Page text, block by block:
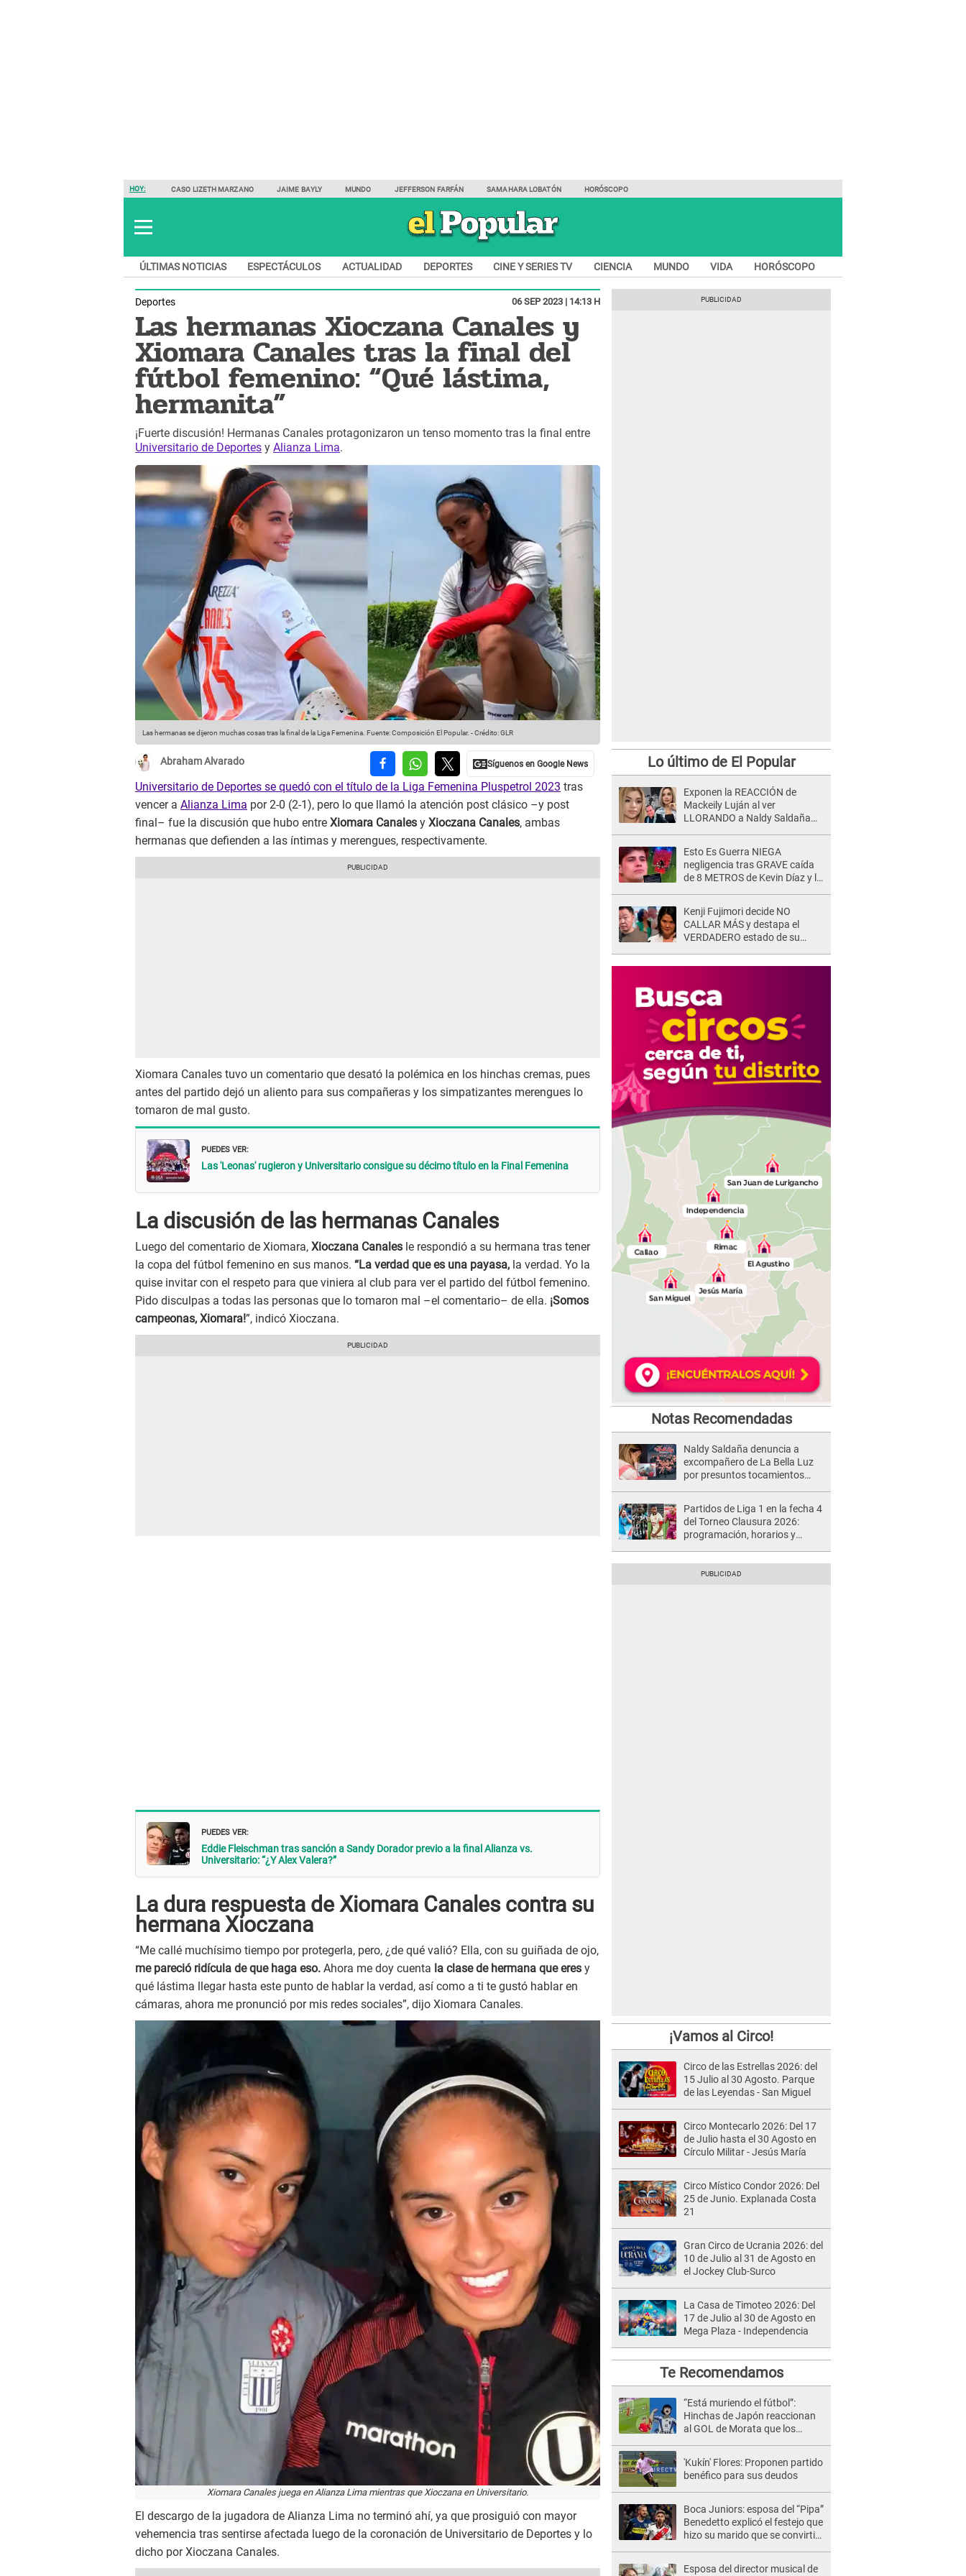
HOY: CASO LIZETH MARZANO JAIME BAYLY MUNDO JEFFERSON FARFÁN SAMAHARA LOBATÓN HORÓSCOPO
ÚLTIMAS NOTICIAS ESPECTÁCULOS ACTUALIDAD DEPORTES CINE Y SERIES TV CIENCIA MUNDO VIDA HORÓSCOPO
Deportes 06 SEP 2023 | 14:13 H
Las hermanas Xioczana Canales y
Xiomara Canales tras la final del
fútbol femenino: “Qué lástima,
hermanita”
¡Fuerte discusión! Hermanas Canales protagonizaron un tenso momento tras la final entre
Universitario de Deportes y Alianza Lima.
Las hermanas se dijeron muchas cosas tras la final de la Liga Femenina. Fuente: Composición El Popular. -Crédito: GLR
Abraham Alvarado
Universitario de Deportes se quedó con el título de la Liga Femenina Pluspetrol 2023 tras
vencer a Alianza Lima por 2-0 (2-1), pero lo que llamó la atención post clásico –y post
final– fue la discusión que hubo entre Xiomara Canales y Xioczana Canales, ambas
hermanas que defienden a las íntimas y merengues, respectivamente.
Xiomara Canales tuvo un comentario que desató la polémica en los hinchas cremas, pues
antes del partido dejó un aliento para sus compañeras y los simpatizantes merengues lo
tomaron de mal gusto.
PUEDES VER:
Las 'Leonas' rugieron y Universitario consigue su décimo título en la Final Femenina
La discusión de las hermanas Canales
Luego del comentario de Xiomara, Xioczana Canales le respondió a su hermana tras tener
la copa del fútbol femenino en sus manos. “La verdad que es una payasa, la verdad. Yo la
quise invitar con el respeto para que viniera al club para ver el partido del fútbol femenino.
Pido disculpas a todas las personas que lo tomaron mal –el comentario– de ella. ¡Somos
campeonas, Xiomara!”, indicó Xioczana.
PUEDES VER:
Eddie Fleischman tras sanción a Sandy Dorador previo a la final Alianza vs.
Universitario: “¿Y Alex Valera?”
La dura respuesta de Xiomara Canales contra su
hermana Xioczana
“Me callé muchísimo tiempo por protegerla, pero, ¿de qué valió? Ella, con su guiñada de ojo,
me pareció ridícula de que haga eso. Ahora me doy cuenta la clase de hermana que eres y
qué lástima llegar hasta este punto de hablar la verdad, así como a ti te gustó hablar en
cámaras, ahora me pronunció por mis redes sociales”, dijo Xiomara Canales.
Xiomara Canales juega en Alianza Lima mientras que Xioczana en Universitario.
El descargo de la jugadora de Alianza Lima no terminó ahí, ya que prosiguió con mayor
vehemencia tras sentirse afectada luego de la coronación de Universitario de Deportes y lo
dicho por Xioczana Canales.
Lo último de El Popular
Exponen la REACCIÓN de
Mackeily Luján al ver
LLORANDO a Naldy Saldaña
Esto Es Guerra NIEGA
negligencia tras GRAVE caída
de 8 METROS de Kevin Díaz y lo
Kenji Fujimori decide NO
CALLAR MÁS y destapa el
VERDADERO estado de su
Notas Recomendadas
Naldy Saldaña denuncia a
excompañero de La Bella Luz
por presuntos tocamientos
Partidos de Liga 1 en la fecha 4
del Torneo Clausura 2026:
programación, horarios y
¡Vamos al Circo!
Circo de las Estrellas 2026: del
15 Julio al 30 Agosto. Parque
de las Leyendas - San Miguel
Circo Montecarlo 2026: Del 17
de Julio hasta el 30 Agosto en
Círculo Militar - Jesús María
Circo Místico Condor 2026: Del
25 de Junio. Explanada Costa
21
Gran Circo de Ucrania 2026: del
10 de Julio al 31 de Agosto en
el Jockey Club-Surco
La Casa de Timoteo 2026: Del
17 de Julio al 30 de Agosto en
Mega Plaza - Independencia
Te Recomendamos
“Está muriendo el fútbol”:
Hinchas de Japón reaccionan
al GOL de Morata que los
'Kukín' Flores: Proponen partido
benéfico para sus deudos
Boca Juniors: esposa del “Pipa”
Benedetto explicó el festejo que
hizo su marido que se convirtió
Esposa del director musical de